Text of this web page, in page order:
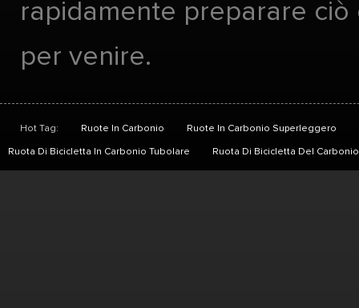
rapidamente preparare ciò
per venire.
Hot Tag: Ruote In Carbonio Ruote In Carbonio Superleggero
Ruota Di Bicicletta In Carbonio Tubolare Ruota Di Bicicletta Del